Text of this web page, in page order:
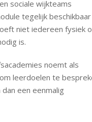
sociale wijkteams
tegelijk beschikbaar
niet iedereen fysiek
is.
noemt als
leerdoelen te
een eenmalig